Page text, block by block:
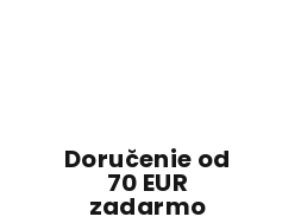
Doručenie od
70 EUR
zadarmo